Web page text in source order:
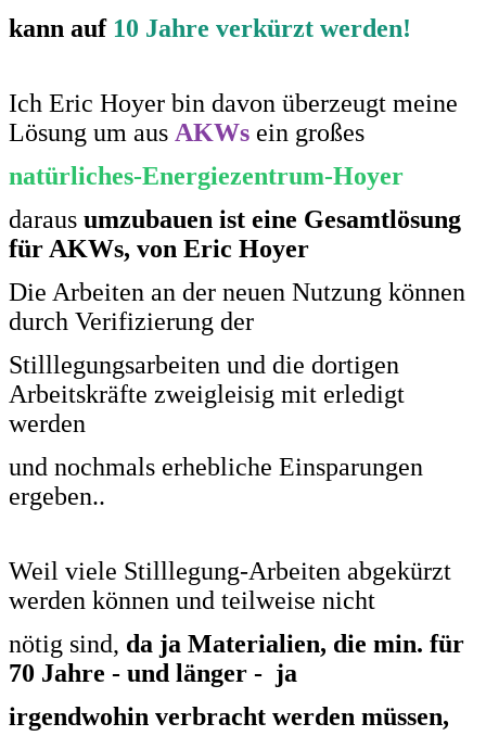
kann auf 10 Jahre verkürzt werden!
Ich Eric Hoyer bin davon überzeugt meine
Lösung um aus AKWs ein großes
natürliches-Energiezentrum-Hoyer
daraus umzubauen ist eine Gesamtlösung
für AKWs, von Eric Hoyer
Die Arbeiten an der neuen Nutzung können
durch Verifizierung der
Stilllegungsarbeiten und die dortigen
Arbeitskräfte zweigleisig mit erledigt
werden
und nochmals erhebliche Einsparungen
ergeben..
Weil viele Stilllegung-Arbeiten abgekürzt
werden können und teilweise nicht
nötig sind, da ja Materialien, die min. für
70 Jahre - und länger - ja
irgendwohin verbracht werden müssen,